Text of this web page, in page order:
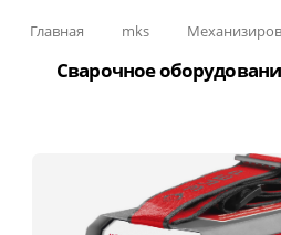
Главная mks
Сварочное